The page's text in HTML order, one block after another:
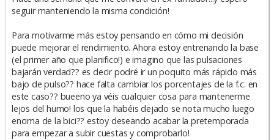
e
seguir manteniendo la misma condición!
Para motivarme más estoy pensando en cómo mi decisión
puede mejorar el rendimiento. Ahora estoy entrenando la base
(el primer año que planifico!) e imagino que las pulsaciones
bajarán verdad?? es decir podré ir un poquito más rápido más
bajo de pulso?? hace falta cambiar los porcentajes de la f.c. en
este caso?? bueeno ya véis cualquier cosa para mantenerme
lejos del humo! los que la habéis dejado se nota mucho luego
encima de la bici?? estoy deseando acabar la pretemporada
para empezar a subir cuestas y comprobarlo!